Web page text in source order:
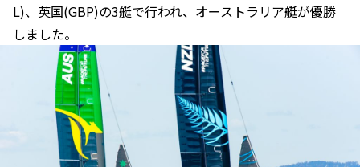
L)、英国(GBP)の3艇で行われ、オーストラリア艇が優勝
しました。